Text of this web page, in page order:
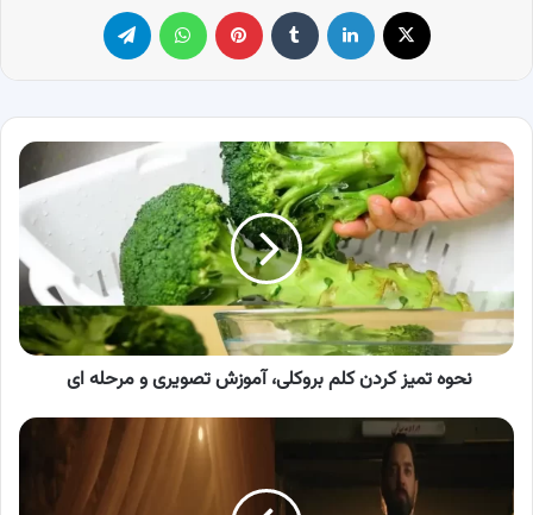
لینکدین ‫تامبلر پینترست
نحوه
تمیز
کردن
کلم
تصویری
و
مرحله
نحوه تمیز کردن کلم بروکلی، آموزش تصویری و مرحله ای
بیوگرافی